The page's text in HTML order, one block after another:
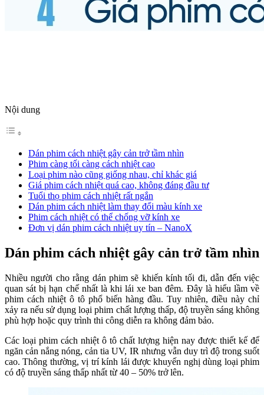
Nội dung
Dán phim cách nhiệt gây cản trở tầm nhìn
Phim càng tối càng cách nhiệt cao
Loại phim nào cũng giống nhau, chỉ khác giá
Giá phim cách nhiệt quá cao, không đáng đầu tư
Tuổi thọ phim cách nhiệt rất ngắn
Dán phim cách nhiệt làm thay đổi màu kính xe
Phim cách nhiệt có thể chống vỡ kính xe
Đơn vị dán phim cách nhiệt uy tín – NanoX
Dán phim cách nhiệt gây cản trở tầm nhìn
Nhiều người cho rằng dán phim sẽ khiến kính tối đi, dẫn đến việc
quan sát bị hạn chế nhất là khi lái xe ban đêm. Đây là hiểu lầm về
phim cách nhiệt ô tô phổ biến hàng đầu. Tuy nhiên, điều này chỉ
xảy ra nếu sử dụng loại phim chất lượng thấp, độ truyền sáng không
phù hợp hoặc quy trình thi công diễn ra không đảm bảo.
Các loại phim cách nhiệt ô tô chất lượng hiện nay được thiết kế để
ngăn cản nắng nóng, cản tia UV, IR nhưng vẫn duy trì độ trong suốt
cao. Thông thường, vị trí kính lái được khuyến nghị dùng loại phim
có độ truyền sáng thấp nhất từ 40 – 50% trở lên.